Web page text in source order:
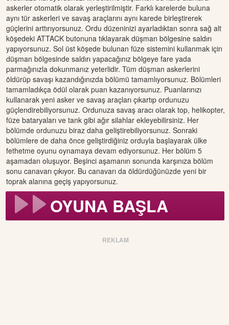
askerler otomatik olarak yerleştirilmiştir. Farklı karelerde buluna
aynı tür askerleri ve savaş araçlarını aynı karede birleştirerek
güçlerini arttırıyorsunuz. Ordu düzeninizi ayarladıktan sonra sağ alt
köşedeki ATTACK butonuna tıklayarak düşman bölgesine saldırı
yapıyorsunuz. Sol üst köşede bulunan füze sistemini kullanmak için
düşman bölgesinde saldırı yapacağınız bölgeye fare yada
parmağınızla dokunmanız yeterlidir. Tüm düşman askerlerini
öldürüp savaşı kazandığınızda bölümü tamamlıyorsunuz. Bölümleri
tamamladıkça ödül olarak puan kazanıyorsunuz. Puanlarınızı
kullanarak yeni asker ve savaş araçları çıkartıp ordunuzu
güçlendirebiliyorsunuz. Ordunuza savaş aracı olarak top, helikopter,
füze bataryaları ve tank gibi ağır silahlar ekleyebilirsiniz. Her
bölümde ordunuzu biraz daha geliştirebiliyorsunuz. Sonraki
bölümlere de daha önce geliştirdiğiniz orduyla başlayarak ülke
fethetme oyunu oynamaya devam ediyorsunuz. Her bölüm 5
aşamadan oluşuyor. Beşinci aşamanın sonunda karşınıza bölüm
sonu canavarı çıkıyor. Bu canavarı da öldürdüğünüzde yeni bir
toprak alanına geçiş yapıyorsunuz.
OYUNA BAŞLA
REKLAM